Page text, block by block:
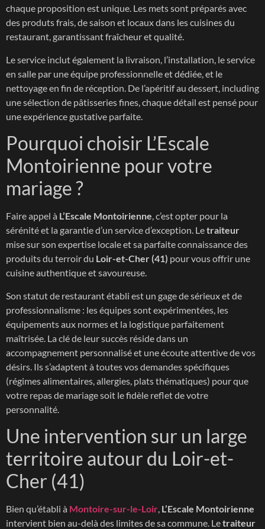
chaque proposition est unique. Les mets sont préparés avec
des produts frais, de saison et locaux dans les cuisines du
restaurant, garantissant fraîcheur et qualité.
Le service inclut également la livraison, l’installation, le service
en salle par une équipe professionnelle et dédiée, et le
nettoyage en fin de réception. De l’apéritif au dessert, including
une sélection de pâtisseries fines, chaque détail est pensé pour
une expérience gustative parfaite.
Pourquoi choisir L’Escale
Montoirienne pour votre
mariage ?
Faire appel à L’Escale Montoirienne, c’est opter pour la
sérénité et la garantie d’un service d’exception. Letraiteur
mise sur son expertise locale et sa parfaite connaissance des
produits du terroir du Loir-et-Cher (41) pour vous offrir une
cuisine authentique et savoureuse.
Son statut de restaurant établi est un gage de sérieux et de
professionnalisme : les équipes sont expérimentées, les
équipements aux normes et la logistique parfaitement
maîtrisée. La clé de leur succès réside dans un
accompagnement personnalisé et une écoute attentive de vos
désirs. Ils s’adaptent à toutes vos demandes spécifiques
(régimes alimentaires, allergies, plats thématiques) pour que
votre repas de mariage soit le fidèle reflet de votre
personnalité.
Une intervention sur un large
territoire autour du Loir-et-
Cher (41)
Bien qu’établi à Montoire-sur-le-Loir, L’Escale Montoirienne
intervient bien au-delà des limites de sa commune. Letraiteur